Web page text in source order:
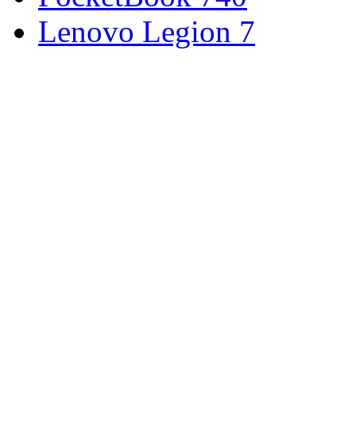
Lenovo Legion 7